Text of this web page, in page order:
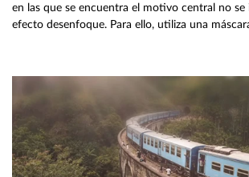
en las que se encuentra el motivo central no se
efecto desenfoque. Para ello, utiliza una